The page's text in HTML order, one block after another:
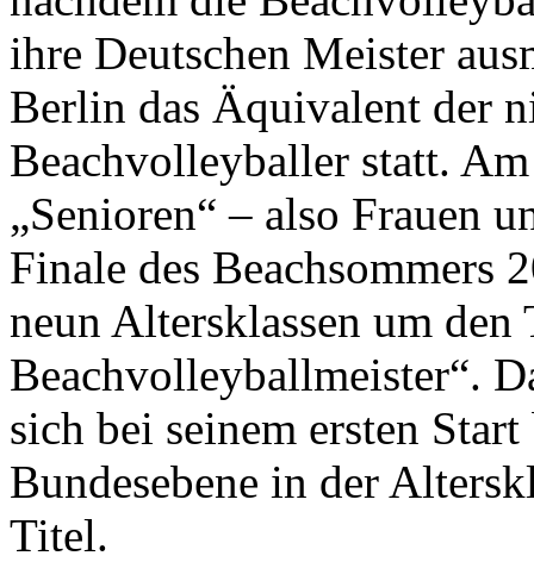
ihre Deutschen Meister
Berlin das Äquivalent der
Beachvolleyballer statt.
„Senioren“ – also Frauen
Finale des Beachsommers
neun Altersklassen um
Beachvolleyballmeister“.
sich bei seinem ersten
Bundesebene in der
Titel.